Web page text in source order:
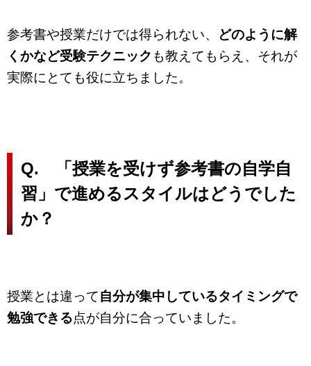
参考書や授業だけでは得られない、
どのように解
くかなど受験テクニック も教えてもらえ、それが
実際にとても役に立ちました。
Q. 「授業を受けず参考書の自学自
習」で進めるスタイルはどうでした
か？
授業とは違って自分が集中しているタイミングで
勉強できる点が自分に合っていました。